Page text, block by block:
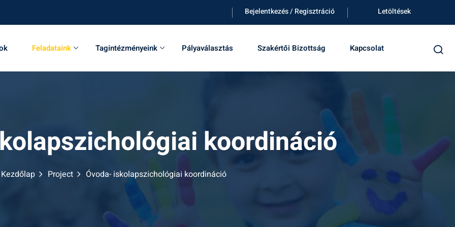
Bejelentkezés / Regisztráció Letöltések
Feladataink Tagintézményeink Pályaválasztás Szakértői Bizottság Kapcsolat
koordináció
Kezdőlap Project Óvoda- iskolapszichológiai koordináció